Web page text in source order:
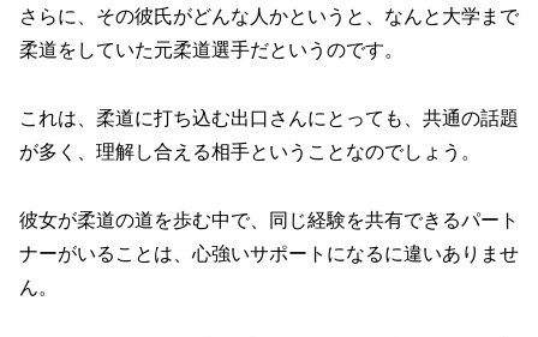
さらに、その彼氏がどんな人かというと、なんと大学まで
柔道をしていた元柔道選手だというのです。
これは、柔道に打ち込む出口さんにとっても、共通の話題
が多く、理解し合える相手ということなのでしょう。
彼女が柔道の道を歩む中で、同じ経験を共有できるパート
ナーがいることは、心強いサポートになるに違いありませ
ん。